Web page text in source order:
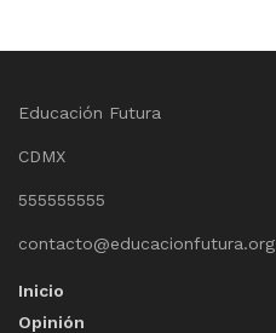
Educación Futura
CDMX
555555555
contacto@educacionfutura.org
Inicio
Opinión